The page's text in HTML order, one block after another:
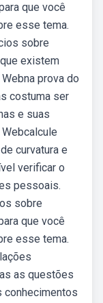
que você
esse tema.
sobre
existem
prova do
costuma ser
e suas
curvatura e
verificar o
pessoais.
sobre
que você
esse tema.
as questões
conhecimentos